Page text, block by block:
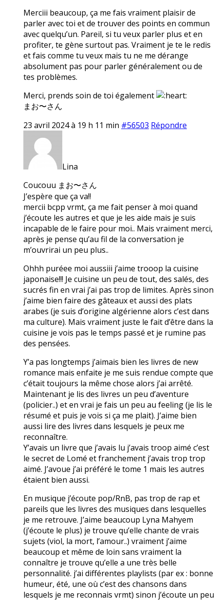
Merciii beaucoup, ça me fais vraiment plaisir de
parler avec toi et de trouver des points en commun
avec quelqu’un. Pareil, si tu veux parler plus et en
profiter, te gène surtout pas. Vraiment je te le redis
et fais comme tu veux mais tu ne me dérange
absolument pas pour parler généralement ou de
tes problèmes.
Merci, prends soin de toi également
まお〜さん
23 avril 2024 à 19 h 11 min #56503 Répondre
Lina
Coucouu まお〜さん
J’espère que ça va!!
mercii bcpp vrmt, ça me fait penser à moi quand
j’écoute les autres et que je les aide mais je suis
incapable de le faire pour moi.. Mais vraiment merci,
après je pense qu’au fil de la conversation je
m’ouvrirai un peu plus..
Ohhh puréee moi aussiii j’aime trooop la cuisine
japonaise!!! Je cuisine un peu de tout, des salés, des
sucrés fin en vrai j’ai pas trop de limites. Après sinon
j’aime bien faire des gâteaux et aussi des plats
arabes (je suis d’origine algérienne alors c’est dans
ma culture). Mais vraiment juste le fait d’être dans la
cuisine je vois pas le temps passé et je rumine pas
des pensées.
Y’a pas longtemps j’aimais bien les livres de new
romance mais enfaite je me suis rendue compte que
c’était toujours la même chose alors j’ai arrêté.
Maintenant je lis des livres un peu d’aventure
(policier..) et en vrai je fais un peu au feeling (je lis le
résumé et puis je vois si ça me plait). J’aime bien
aussi lire des livres dans lesquels je peux me
reconnaître.
Y’avais un livre que j’avais lu j’avais troop aimé c’est
le secret de Lomé et franchement j’avais trop trop
aimé. J’avoue j’ai préféré le tome 1 mais les autres
étaient bien aussi.
En musique j’écoute pop/RnB, pas trop de rap et
pareils que les livres des musiques dans lesquelles
je me retrouve. J’aime beaucoup Lyna Mahyem
(j’écoute le plus) je trouve qu’elle chante de vrais
sujets (viol, la mort, l’amour..) vraiment j’aime
beaucoup et même de loin sans vraiment la
connaître je trouve qu’elle a une très belle
personnalité. j’ai différentes playlists (par ex : bonne
humeur, été, une où c’est des chansons dans
lesquels je me reconnais vrmt) sinon j’écoute un peu